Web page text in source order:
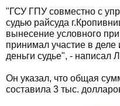
"ГСУ ГПУ совместно с
судью райсуда
вынесение условного
принимал участие в деле
деньги судье", - написал
Он указал, что общая
составила 3 тыс.